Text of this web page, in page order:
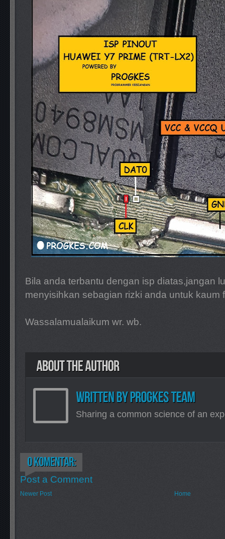
Bila anda terbantu dengan isp diatas,jangan
menyisihkan sebagian rizki anda untuk kaum
Wassalamualaikum wr. wb.
Sharing a common science of an
Post a Comment
Newer Post Home